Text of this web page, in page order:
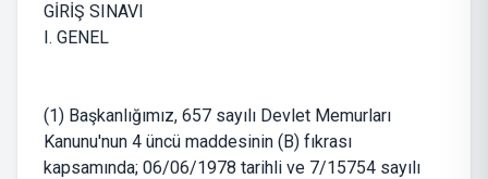
GİRİŞ SINAVI
I. GENEL
(1) Başkanlığımız, 657 sayılı Devlet Memurları
Kanunu'nun 4 üncü maddesinin (B) fıkrası
kapsamında; 06/06/1978 tarihli ve 7/15754 sayılı